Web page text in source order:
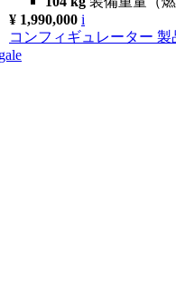
¥ 1,990,000 i
コンフィギュレーター 製